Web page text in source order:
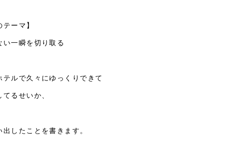
テーマ】
い一瞬を切り取る
テルで久々にゆっくりできて
てるせいか、
出したことを書きます。